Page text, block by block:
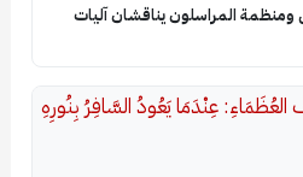
المراسلون يناقشان آليات